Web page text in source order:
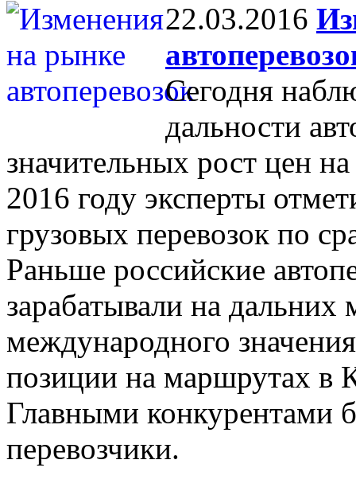
22.03.2016
Сегодня
дальности
значительных рост цен
2016 году эксперты
грузовых перевозок по
Раньше российские
зарабатывали на
международного
позиции на маршрутах в
Главными конкурентами
перевозчики.